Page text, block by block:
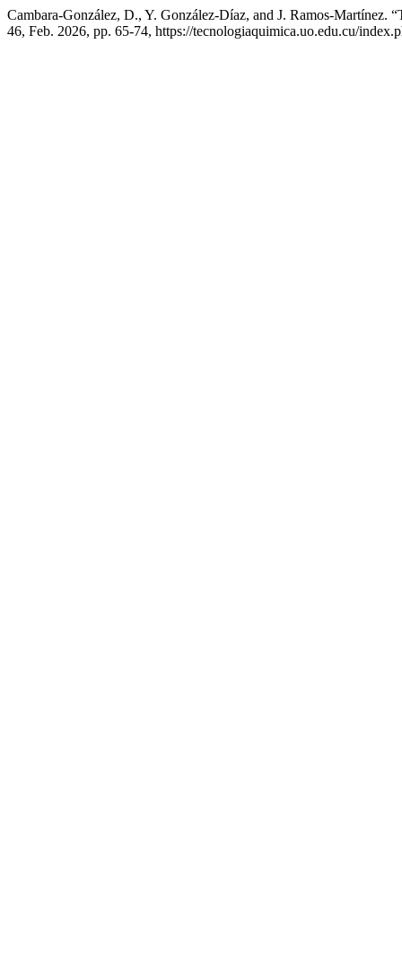
Cambara-González, D., Y. González-Díaz, and J. Ramos-Martínez.
46, Feb. 2026, pp. 65-74, https://tecnologiaquimica.uo.edu.cu/